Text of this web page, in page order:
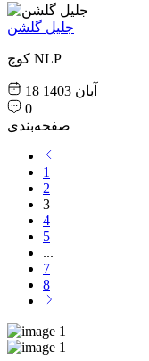
جلیل گلشن
کوچ NLP
18 آبان 1403
0
صفحه‌بندی
1
2
3
4
5
...
7
8